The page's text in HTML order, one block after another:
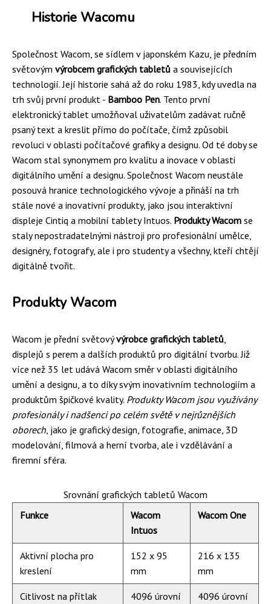
Historie Wacomu
Společnost Wacom, se sídlem v japonském Kazu, je předním
světovým výrobcem grafických tabletů a souvisejících
technologií. Její historie sahá až do roku 1983, kdy uvedla na
trh svůj první produkt - Bamboo Pen. Tento první
elektronický tablet umožňoval uživatelům zadávat ručně
psaný text a kreslit přímo do počítače, čímž způsobil
revoluci v oblasti počítačové grafiky a designu. Od té doby se
Wacom stal synonymem pro kvalitu a inovace v oblasti
digitálního umění a designu. Společnost Wacom neustále
posouvá hranice technologického vývoje a přináší na trh
stále nové a inovativní produkty, jako jsou interaktivní
displeje Cintiq a mobilní tablety Intuos. Produkty Wacom se
staly nepostradatelnými nástroji pro profesionální umělce,
designéry, fotografy, ale i pro studenty a všechny, kteří chtějí
digitálně tvořit.
Produkty Wacom
Wacom je přední světovývýrobce grafických tabletů
displejů s perem a dalších produktů pro digitální tvorbu. Již
více než 35 let udává Wacom směr v oblasti digitálního
umění a designu, a to díky svým inovativním technologiím a
produktům špičkové kvality. Produkty Wacom jsou využívány
profesionály i nadšenci po celém světě v nejrůznějších
oborech , jako je grafický design, fotografie, animace, 3D
modelování, filmová a herní tvorba, ale i vzdělávání a
firemní sféra.
Srovnání grafických tabletů Wacom
Funkce
Wacom
Intuos
Wacom One
Aktivní plocha pro
kreslení
152 x 95
mm
216 x 135
mm
Citlivost na přítlak
4096 úrovní 4096 úrovní